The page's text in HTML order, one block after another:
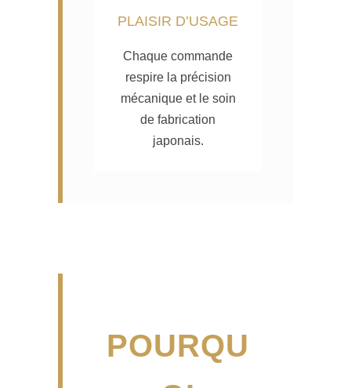
PLAISIR D’USAGE
Chaque commande
respire la précision
mécanique et le soin
de fabrication
japonais.
POURQU